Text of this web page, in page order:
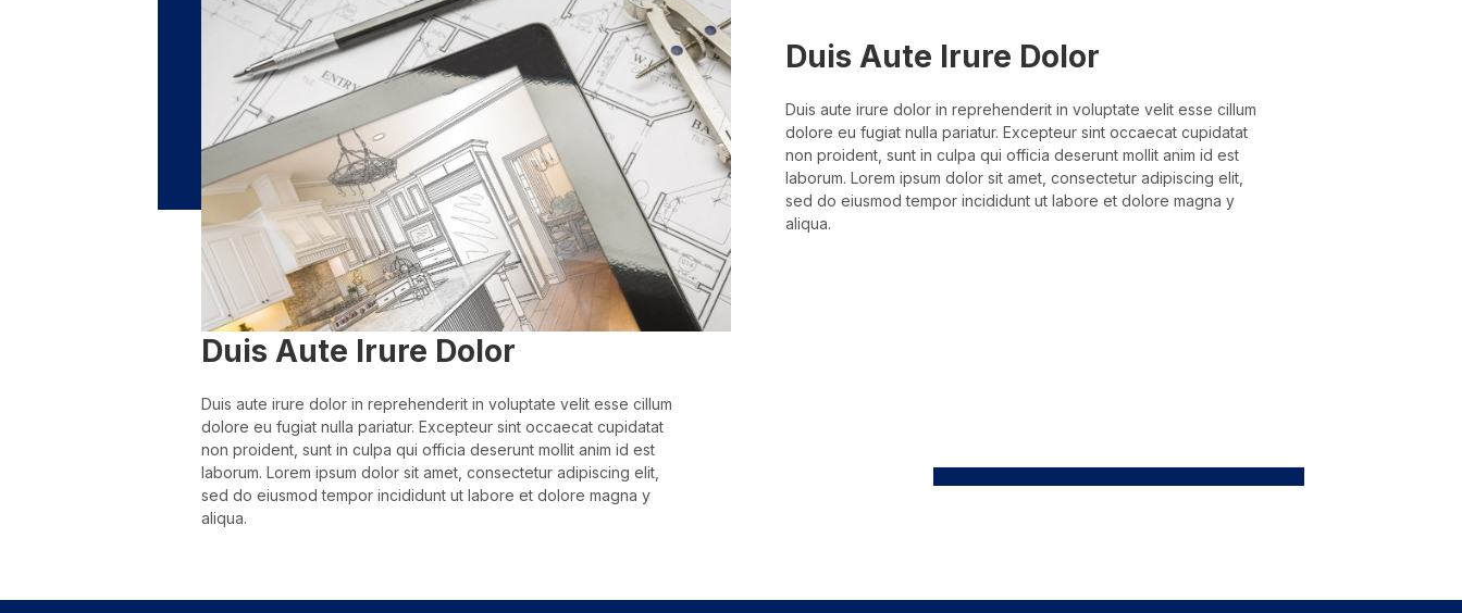
Duis Aute Irure Dolor
Duis aute irure dolor in reprehenderit in voluptate velit esse cillum
dolore eu fugiat nulla pariatur. Excepteur sint occaecat cupidatat
non proident, sunt in culpa qui officia deserunt mollit anim id est
laborum. Lorem ipsum dolor sit amet, consectetur adipiscing elit,
sed do eiusmod tempor incididunt ut labore et dolore magna y
aliqua.
Duis Aute Irure Dolor
Duis aute irure dolor in reprehenderit in voluptate velit esse cillum
dolore eu fugiat nulla pariatur. Excepteur sint occaecat cupidatat
non proident, sunt in culpa qui officia deserunt mollit anim id est
laborum. Lorem ipsum dolor sit amet, consectetur adipiscing elit,
sed do eiusmod tempor incididunt ut labore et dolore magna y
aliqua.